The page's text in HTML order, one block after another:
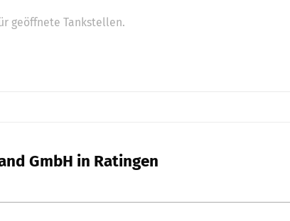
geöffnete Tankstellen.
GmbH in Ratingen